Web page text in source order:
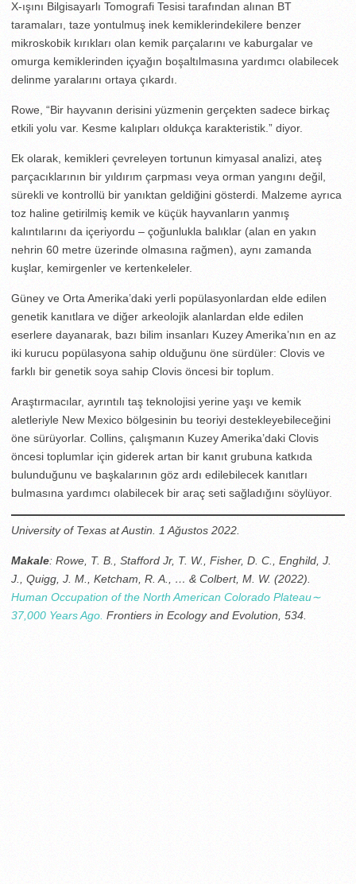
X-ışını Bilgisayarlı Tomografi Tesisi tarafından alınan BT
taramaları, taze yontulmuş inek kemiklerindekilere benzer
mikroskobik kırıkları olan kemik parçalarını ve kaburgalar ve
omurga kemiklerinden içyağın boşaltılmasına yardımcı olabilecek
delinme yaralarını ortaya çıkardı.
Rowe, “Bir hayvanın derisini yüzmenin gerçekten sadece birkaç
etkili yolu var. Kesme kalıpları oldukça karakteristik.” diyor.
Ek olarak, kemikleri çevreleyen tortunun kimyasal analizi, ateş
parçacıklarının bir yıldırım çarpması veya orman yangını değil,
sürekli ve kontrollü bir yanıktan geldiğini gösterdi. Malzeme ayrıca
toz haline getirilmiş kemik ve küçük hayvanların yanmış
kalıntılarını da içeriyordu – çoğunlukla balıklar (alan en yakın
nehrin 60 metre üzerinde olmasına rağmen), aynı zamanda
kuşlar, kemirgenler ve kertenkeleler.
Güney ve Orta Amerika’daki yerli popülasyonlardan elde edilen
genetik kanıtlara ve diğer arkeolojik alanlardan elde edilen
eserlere dayanarak, bazı bilim insanları Kuzey Amerika’nın en az
iki kurucu popülasyona sahip olduğunu öne sürdüler: Clovis ve
farklı bir genetik soya sahip Clovis öncesi bir toplum.
Araştırmacılar, ayrıntılı taş teknolojisi yerine yaşı ve kemik
aletleriyle New Mexico bölgesinin bu teoriyi destekleyebileceğini
öne sürüyorlar. Collins, çalışmanın Kuzey Amerika’daki Clovis
öncesi toplumlar için giderek artan bir kanıt grubuna katkıda
bulunduğunu ve başkalarının göz ardı edilebilecek kanıtları
bulmasına yardımcı olabilecek bir araç seti sağladığını söylüyor.
University of Texas at Austin. 1 Ağustos 2022.
Makale: Rowe, T. B., Stafford Jr, T. W., Fisher, D. C., Enghild, J.
J., Quigg, J. M., Ketcham, R. A., … & Colbert, M. W. (2022).
Human Occupation of the North American Colorado Plateau∼
37,000 Years Ago. Frontiers in Ecology and Evolution, 534.